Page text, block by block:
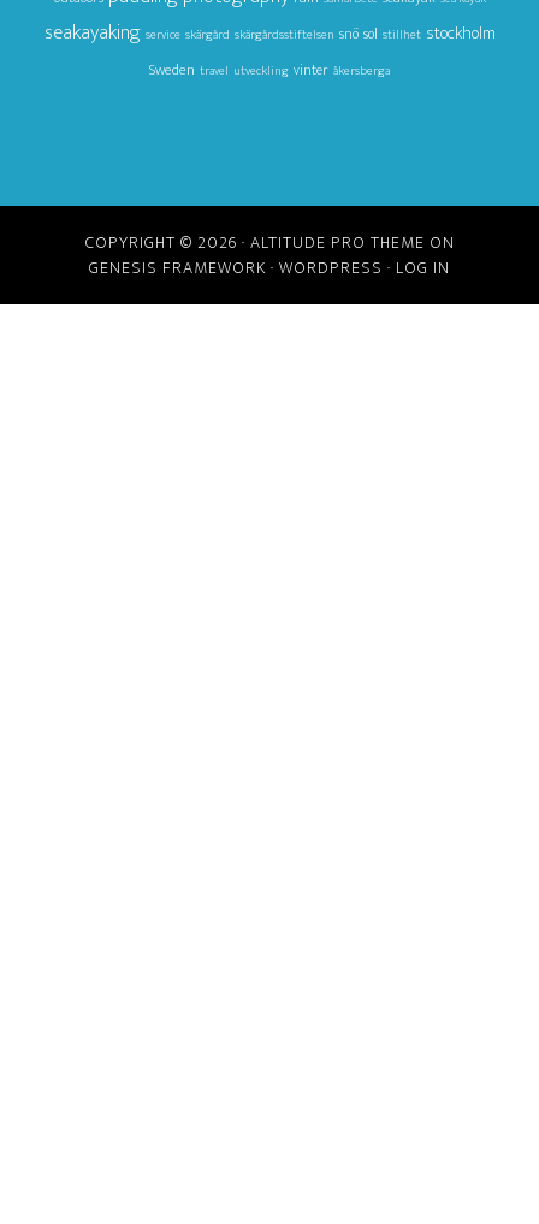
seakayaking service skärgård skärgårdsstiftelsen snö sol stillhet stockholm
Sweden travel utveckling vinter åkersberga
COPYRIGHT © 2026 · ALTITUDE PRO THEME ON
GENESIS FRAMEWORK · WORDPRESS · LOG IN